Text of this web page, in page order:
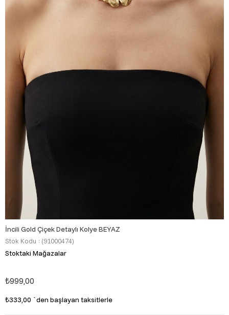
İncili Gold Çiçek Detaylı Kolye BEYAZ
Stok Kodu (91000474)
Stoktaki Mağazalar
₺999,00
₺333,00 `den başlayan taksitlerle